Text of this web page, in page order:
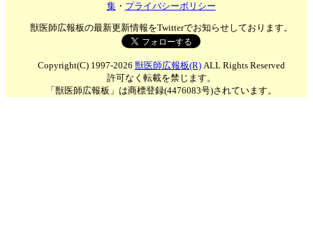
集・ プライバシーポリシー
獣医師広報板の最新更新情報をTwitterでお知らせしております。
Copyright(C) 1997-2026 獣医師広報板(R)ALL Rights Reserved
許可なく転載を禁じます。
「獣医師広報板」は商標登録(4476083号)されています。